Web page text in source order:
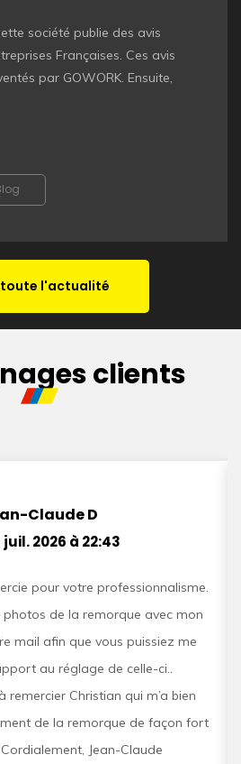
société publie des avis
Françaises. Ces avis
par GOWORK. Ensuite,
l'actualité
clients
Claude D
juil. 2026 à 22:43
pour votre professionnalisme.
photos de la remorque avec mon
mail afin que vous puissiez me
au réglage de celle-ci..
remercier Christian qui m’a bien
de la remorque de façon fort
Jean-Claude